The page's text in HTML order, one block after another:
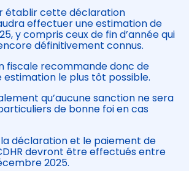
établir cette déclaration
effectuer une estimation de
y compris ceux de fin d’année qui
définitivement connus.
fiscale recommande donc de
le plus tôt possible.
qu’aucune sanction ne sera
de bonne foi en cas
déclaration et le paiement de
devront être effectués entre
2025.